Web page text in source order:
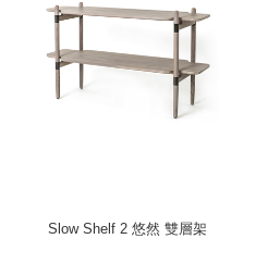
Slow Shelf 2 悠然 雙層架